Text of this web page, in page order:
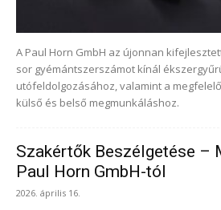
A Paul Horn GmbH az újonnan
sor gyémántszerszámot kínál
utófeldolgozásához, valamint a
külső és belső megmunkáláshoz.
Szakértők Beszélgetése –
Paul Horn GmbH-tól
2026. április 16.